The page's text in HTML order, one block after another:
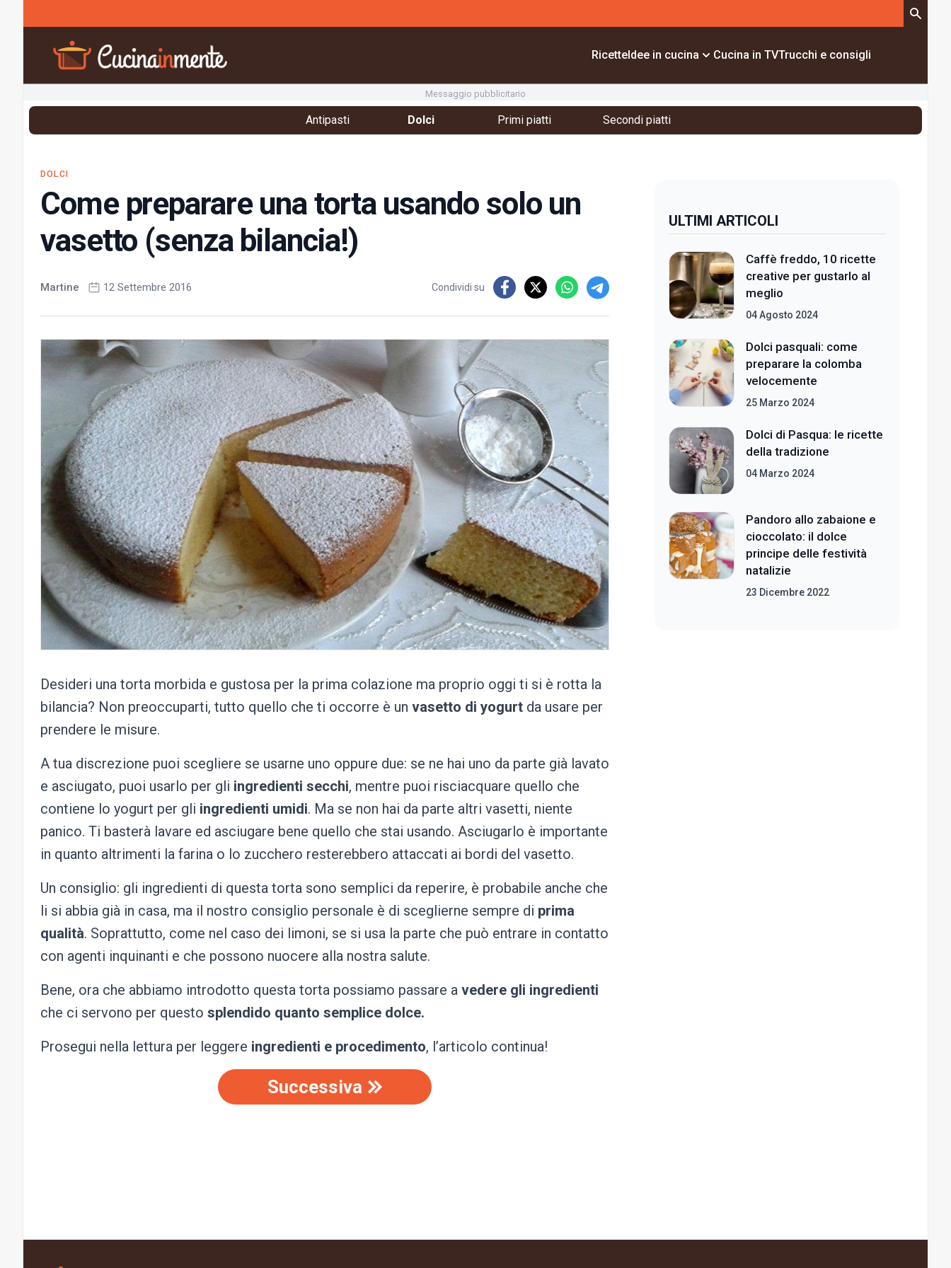
RicetteIdee in cucina Cucina in TVTrucchi e consigli
Messaggio pubblicitario
Antipasti Dolci Primi piatti Secondi piatti
DOLCI
Come preparare una torta usando solo un
vasetto (senza bilancia!)
Martine 12 Settembre 2016 Condividi su
Desideri una torta morbida e gustosa per la prima colazione ma proprio oggi ti si è rotta la
bilancia? Non preoccuparti, tutto quello che ti occorre è un vasetto di yogurt da usare per
prendere le misure.
A tua discrezione puoi scegliere se usarne uno oppure due: se ne hai uno da parte già lavato
e asciugato, puoi usarlo per gli ingredienti secchi, mentre puoi risciacquare quello che
contiene lo yogurt per gli ingredienti umidi. Ma se non hai da parte altri vasetti, niente
panico. Ti basterà lavare ed asciugare bene quello che stai usando. Asciugarlo è importante
in quanto altrimenti la farina o lo zucchero resterebbero attaccati ai bordi del vasetto.
Un consiglio: gli ingredienti di questa torta sono semplici da reperire, è probabile anche che
li si abbia già in casa, ma il nostro consiglio personale è di sceglierne sempre di prima
qualità. Soprattutto, come nel caso dei limoni, se si usa la parte che può entrare in contatto
con agenti inquinanti e che possono nuocere alla nostra salute.
Bene, ora che abbiamo introdotto questa torta possiamo passare a vedere gli ingredienti
che ci servono per questo splendido quanto semplice dolce.
Prosegui nella lettura per leggere ingredienti e procedimento, l’articolo continua!
Successiva
ULTIMI ARTICOLI
Caffè freddo, 10 ricette
creative per gustarlo al
meglio
04 Agosto 2024
Dolci pasquali: come
preparare la colomba
velocemente
25 Marzo 2024
Dolci di Pasqua: le ricette
della tradizione
04 Marzo 2024
Pandoro allo zabaione e
cioccolato: il dolce
principe delle festività
natalizie
23 Dicembre 2022